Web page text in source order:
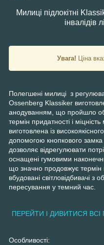
Милиці підлокітні
інвалідів
Увага! Ціна
Полегшені милиці з
Ossenberg Klassiker
анодуванням, що пройшло
термін придатності і
виготовлена із
допомогою кнопкового
дозволяє відрегулювати
оснащені гумовими
що значно продовжує термін
вбудовані світловідбивачі з
пересування у темний час.
ПЕРЕЙТИ І ДИВИТИСЯ ВСІ
Особливості: